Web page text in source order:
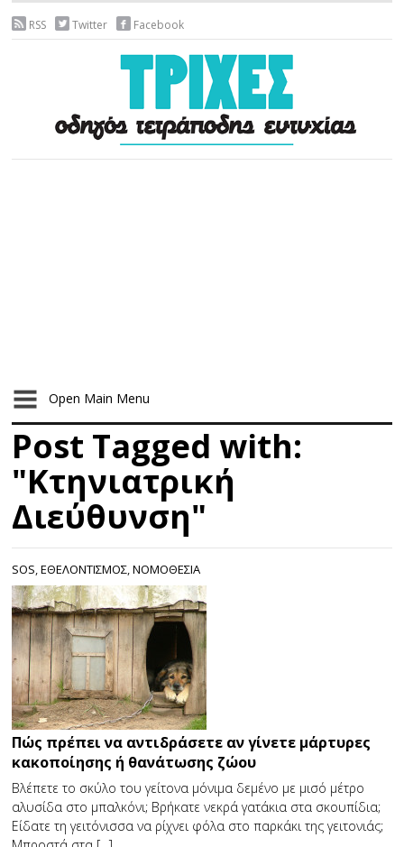
RSS Twitter Facebook
Open Main Menu
Post Tagged with:
"Κτηνιατρική
∆ιεύθυνση"
SOS,ΕΘΕΛΟΝΤΙΣΜΟΣ,ΝΟΜΟΘΕΣΙΑ
Πώς πρέπει να αντιδράσετε αν γίνετε μάρτυρες
κακοποίησης ή θανάτωσης ζώου
Βλέπετε το σκύλο του γείτονα μόνιμα δεμένο με μισό μέτρο
αλυσίδα στο μπαλκόνι; Βρήκατε νεκρά γατάκια στα σκουπίδια;
Είδατε τη γειτόνισσα να ρίχνει φόλα στο παρκάκι της γειτονιάς;